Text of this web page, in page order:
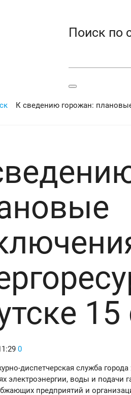
Поиск по
К сведению горожан:
15
0
диспетчерская служба
электроэнергии, воды и подачи
предприятий и